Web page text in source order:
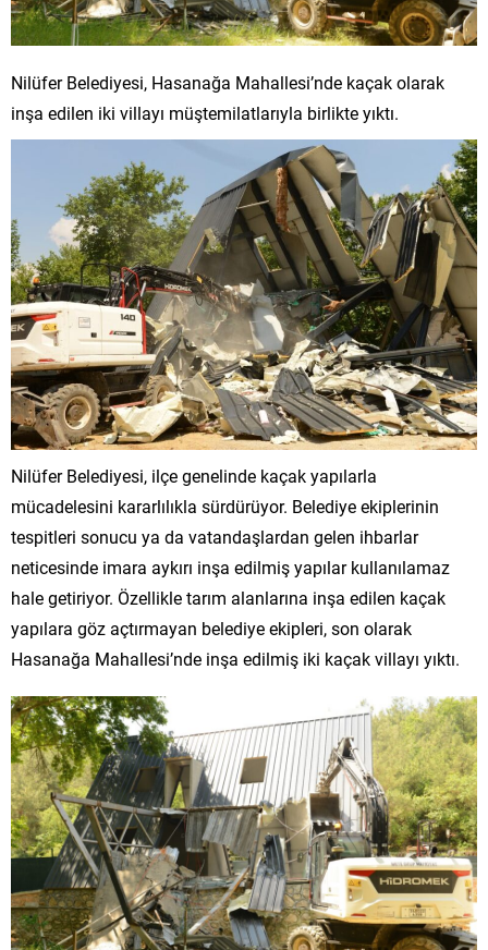
Nilüfer Belediyesi, Hasanağa Mahallesi’nde kaçak olarak
inşa edilen iki villayı müştemilatlarıyla birlikte yıktı.
Nilüfer Belediyesi, ilçe genelinde kaçak yapılarla
mücadelesini kararlılıkla sürdürüyor. Belediye ekiplerinin
tespitleri sonucu ya da vatandaşlardan gelen ihbarlar
neticesinde imara aykırı inşa edilmiş yapılar kullanılamaz
hale getiriyor. Özellikle tarım alanlarına inşa edilen kaçak
yapılara göz açtırmayan belediye ekipleri, son olarak
Hasanağa Mahallesi’nde inşa edilmiş iki kaçak villayı yıktı.